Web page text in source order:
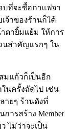
บที่จะซื้อกาแฟจา
จ้าของร้านก็ได้
ตายิ้มแย้ม ให้การ
นสำคัญแรกๆ ใน
มแก้วก็เป็นอีก
นครั้งถัดไป เช่น
ายๆ ร้านดังที่
ารสร้าง Member
ไม่ว่าจะเป็น